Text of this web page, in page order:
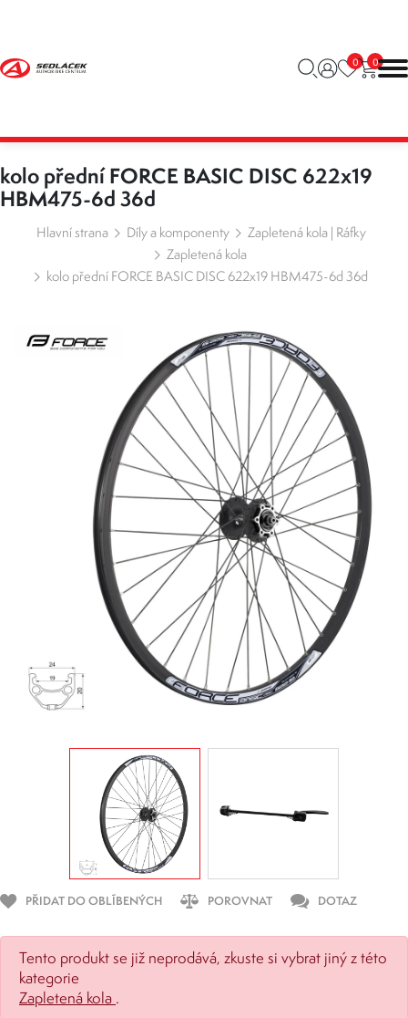
0 0
kolo přední FORCE BASIC DISC 622x19
HBM475-6d 36d
Hlavní strana Díly a komponenty
Zapletená kola | Ráfky
Zapletená kola
kolo přední FORCE BASIC DISC 622x19 HBM475-6d 36d
PŘIDAT DO OBLÍBENÝCH POROVNAT DOTAZ
Tento produkt se již neprodává, zkuste si vybrat jiný z této
kategorie
Zapletená kola .